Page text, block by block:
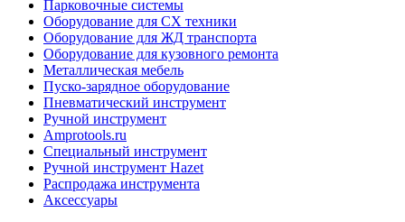
Парковочные системы
Оборудование для СХ техники
Оборудование для ЖД транспорта
Оборудование для кузовного ремонта
Металлическая мебель
Пуско-зарядное оборудование
Пневматический инструмент
Ручной инструмент
Amprotools.ru
Специальный инструмент
Ручной инструмент Hazet
Распродажа инструмента
Аксессуары